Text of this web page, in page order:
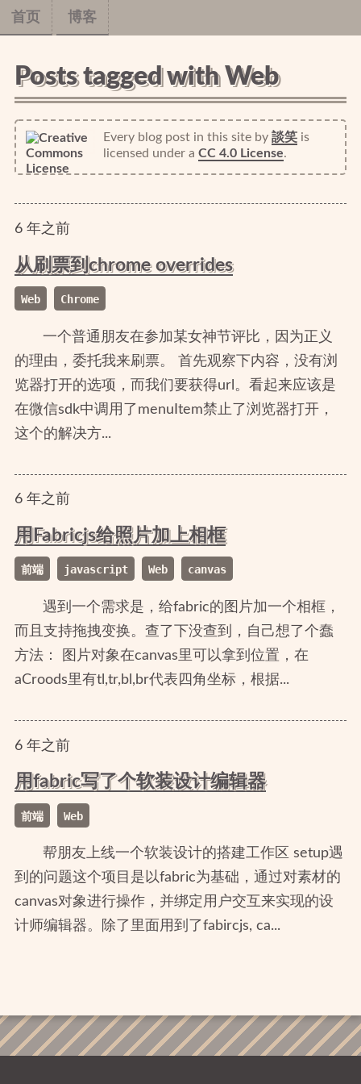
首页 博客
Posts tagged with Web
Every blog post in this siteby 談笑is
licensed under a CC 4.0 License.
6年之前
从刷票到chrome overrides
Web Chrome
一个普通朋友在参加某女神节评比，因为正义
的理由，委托我来刷票。 首先观察下内容，没有浏
览器打开的选项，而我们要获得url。看起来应该是
在微信sdk中调用了menuItem禁止了浏览器打开，
这个的解决方...
6年之前
用Fabricjs给照片加上相框
前端 javascript Web canvas
遇到一个需求是，给fabric的图片加一个相框，
而且支持拖拽变换。查了下没查到，自己想了个蠢
方法： 图片对象在canvas里可以拿到位置，在
aCroods里有tl,tr,bl,br代表四角坐标，根据...
6年之前
用fabric写了个软装设计编辑器
前端 Web
帮朋友上线一个软装设计的搭建工作区 setup遇
到的问题这个项目是以fabric为基础，通过对素材的
canvas对象进行操作，并绑定用户交互来实现的设
计师编辑器。除了里面用到了fabircjs, ca...